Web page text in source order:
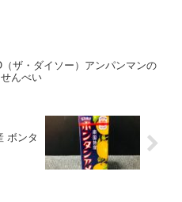
（ザ・ダイソー）アンパンマンの
んべい
ボンタ